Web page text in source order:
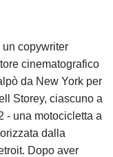
copywriter
cinematografico
da New York per
Storey, ciascuno a
- una motocicletta a
dalla
Dopo aver